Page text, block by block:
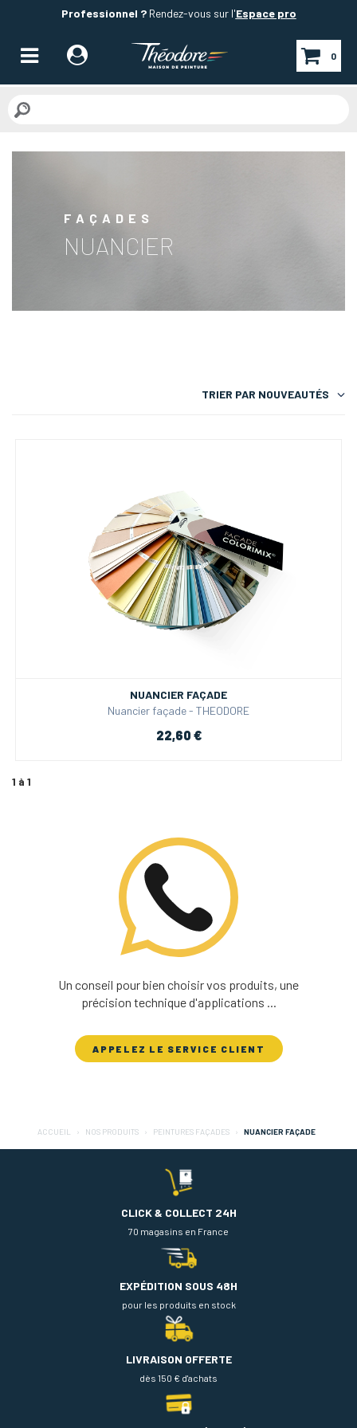
Professionnel ?Rendez-vous sur l'Espace pro
0
FAÇADES
NUANCIER
TRIER PAR NOUVEAUTÉS
NUANCIER FAÇADE
Nuancier façade - THEODORE
22,60 €
1 à 1
Un conseil pour bien choisir vos produits, une
précision technique d'applications ...
APPELEZ LE SERVICE CLIENT
ACCUEIL NOS PRODUITS PEINTURES FAÇADES NUANCIER FAÇADE
CLICK & COLLECT 24H
70 magasins en France
EXPÉDITION SOUS 48H
pour les produits en stock
LIVRAISON OFFERTE
dès 150 € d'achats